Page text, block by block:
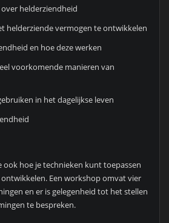
helderziendheid
helderziende vermogen te ontwikkelen
en hoe deze werken
voorkomende manieren van
in het dagelijkse leven
ook hoe je technieken kunt toepassen
Een workshop omvat vier
en er is gelegenheid tot het stellen
te bespreken.